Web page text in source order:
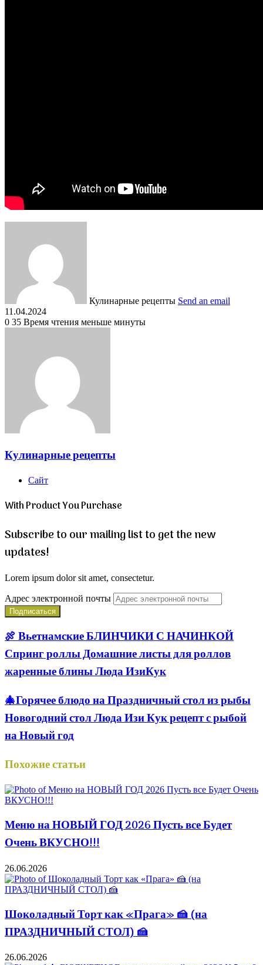
Кулинарные рецепты Send an email
11.04.2024
0 35 Время чтения меньше минуты
Кулинарные рецепты
Сайт
With Product You Purchase
Subscribe to our mailing list to get the new
updates!
Lorem ipsum dolor sit amet, consectetur.
Адрес электронной почты
🍖 Вьетнамские БЛИНЧИКИ С НАЧИНКОЙ
Спринг роллы Домашние листы для роллов
жаренные блины Люда ИзиКук
🎄Горячее блюдо на Праздничный стол из рыбы
Новогодний стол Люда Изи Кук рецепт с рыбой
на Новый год
Похожие статьи
Меню на НОВЫЙ ГОД 2026 Пусть все Будет
Очень ВКУСНО!!!
26.06.2026
Шоколадный Торт как «Прага» 🍰 (на
ПРАЗДНИЧНЫЙ СТОЛ) 🍰
26.06.2026